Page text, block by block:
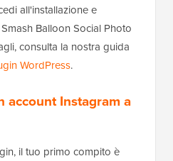
all'installazione e
Balloon Social Photo
consulta la nostra guida
WordPress.
account Instagram a
il tuo primo compito è